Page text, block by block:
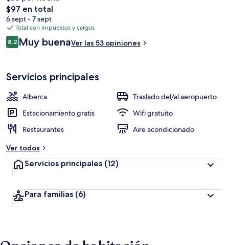
El
precio
total
es
de
$97 en total
6 sept - 7 sept
Total con impuestos y cargos
Opiniones
8.28.2 de 10,
Muy buenaVer las 53 opiniones
Servicios principales
Alberca
Traslado del/al aeropuerto
Estacionamiento gratis
Wifi gratuito
Restaurantes
Aire acondicionado
Ver todos
Servicios principales (12)
Para familias (6)